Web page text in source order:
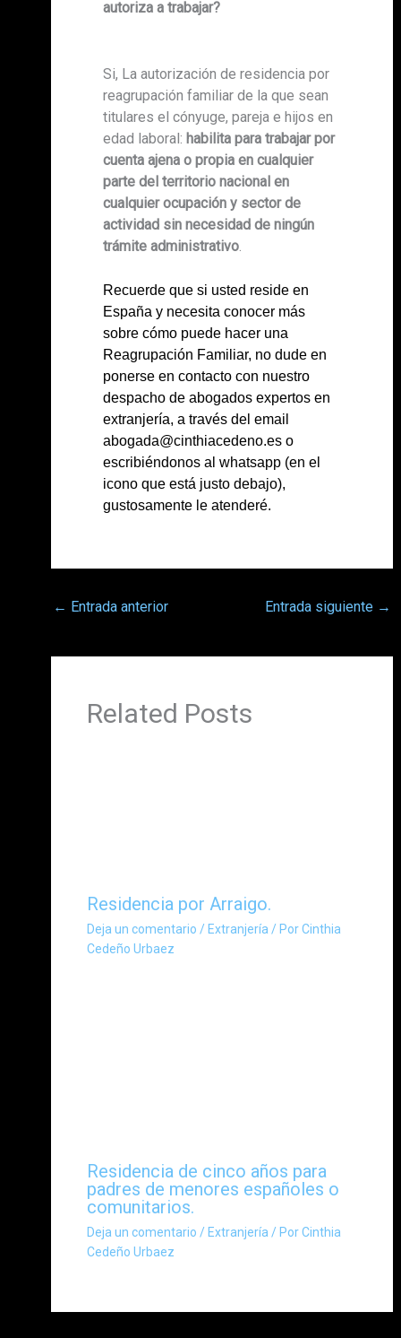
autoriza a trabajar?
Si, La autorización de residencia por
reagrupación familiar de la que sean
titulares el cónyuge, pareja e hijos en
edad laboral: habilita para trabajar por
cuenta ajena o propia en cualquier
parte del territorio nacional en
cualquier ocupación y sector de
actividad sin necesidad de ningún
trámite administrativo.
Recuerde que si usted reside en
España y necesita conocer más
sobre cómo puede hacer una
Reagrupación Familiar, no dude en
ponerse en contacto con nuestro
despacho de abogados expertos en
extranjería, a través del email
abogada@cinthiacedeno.es o
escribiéndonos al whatsapp (en el
icono que está justo debajo),
gustosamente le atenderé.
← Entrada anterior Entrada siguiente →
Related Posts
Residencia por Arraigo.
Deja un comentario / Extranjería / PorCinthia
Cedeño Urbaez
Residencia de cinco años para
padres de menores españoles o
comunitarios.
Deja un comentario / Extranjería/ PorCinthia
Cedeño Urbaez